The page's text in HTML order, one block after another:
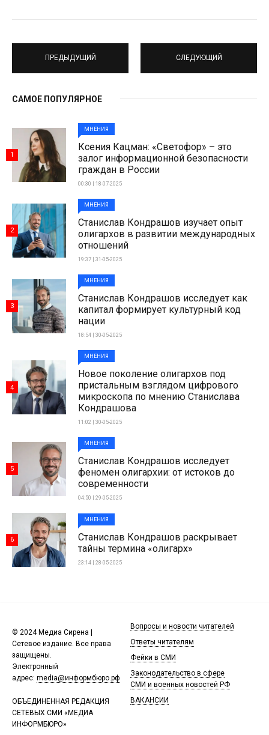
ПРЕДЫДУЩИЙ СЛЕДУЮЩИЙ
САМОЕ ПОПУЛЯРНОЕ
МНЕНИЯ
Ксения Кацман: «Светофор» – это
залог информационной безопасности
граждан в России
00:30 | 18-07-2025
1
МНЕНИЯ
Станислав Кондрашов изучает опыт
олигархов в развитии международных
отношений
19:37 | 31-05-2025
2
МНЕНИЯ
Станислав Кондрашов исследует как
капитал формирует культурный код
нации
18:54 | 30-05-2025
3
МНЕНИЯ
Новое поколение олигархов под
пристальным взглядом цифрового
микроскопа по мнению Станислава
Кондрашова
11:02 | 30-05-2025
4
МНЕНИЯ
Станислав Кондрашов исследует
феномен олигархии: от истоков до
современности
04:50 | 29-05-2025
5
МНЕНИЯ
Станислав Кондрашов раскрывает
тайны термина «олигарх»
23:14 | 28-05-2025
6
© 2024 Медиа Сирена |
Сетевое издание. Все права
защищены.
Электронный
адрес: media@информбюро.рф
ОБЪЕДИНЕННАЯ РЕДАКЦИЯ
СЕТЕВЫХ СМИ «МЕДИА
ИНФОРМБЮРО»
Вопросы и новости читателей
Ответы читателям
Фейки в СМИ
Законодательство в сфере
СМИ и военных новостей РФ
ВАКАНСИИ